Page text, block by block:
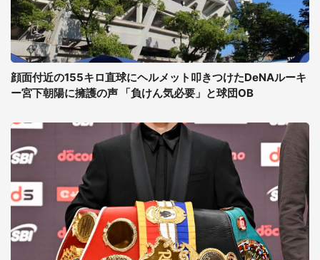
顔面付近の155キロ直球にヘルメット叩きつけたDeNAルーキ
ー宮下朝陽に擁護の声 「負けん気必要」と球団OB